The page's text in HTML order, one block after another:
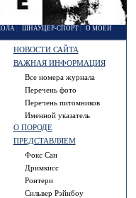
| ШНАУЦЕР-СПОРТ|
О МОЕЙ
НОВОСТИ САЙТА
ВАЖНАЯ ИНФОРМАЦИЯ
Все номера журнала
Перечень фото
Перечень питомников
Именной указатель
О ПОРОДЕ
ПРЕДСТАВЛЯЕМ
Фокс Сан
Дримкисс
Ронтери
Сильвер Рэйнбоу